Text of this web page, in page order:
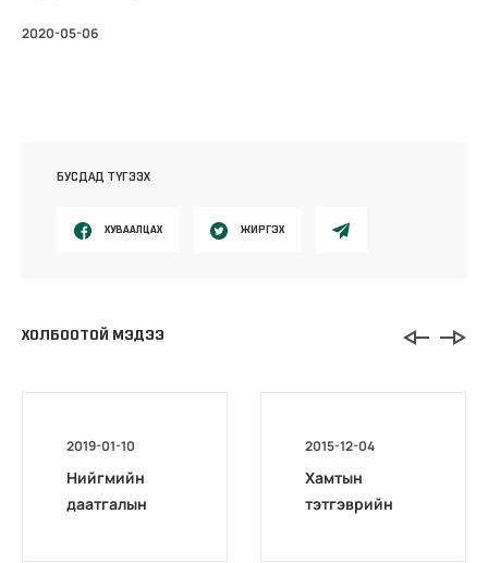
2020-05-06
БУСДАД ТҮГЭЭХ
ХУВААЛЦАХ ЖИРГЭХ
ХОЛБООТОЙ МЭДЭЭ
2019-01-10
Нийгмийн
даатгалын
2015-12-04
Хамтын
тэтгэврийн